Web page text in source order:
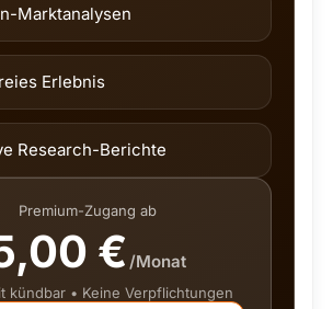
Marktanalysen
Erlebnis
Research-Berichte
Premium-Zugang ab
€ /Monat
kündbar • Keine Verpflichtungen